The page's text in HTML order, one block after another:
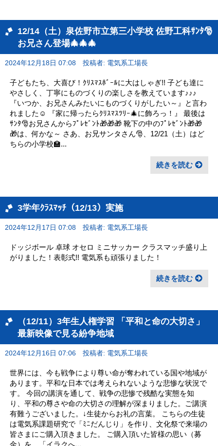
12/14（土）泉佐野市立第三小学校 佐野工科ｻﾝﾀ🎅
お兄さん登場🎄🎄🎄
2024年12月18日 07:08 投稿者: 電気系工場長
子どもたち、大喜び！ｸﾘｽﾏｽﾎﾞｰﾙに大はしゃぎ!! 子ども達に
やさしく、丁寧にものづくりの楽しさを教えています♪♪♪
『いつか、お兄さんみたいにものづくりがしたい～』と言わ
れました☺ 『家に帰ったらｸﾘｽﾏｽﾂﾘｰ🎄に飾ろっ！』 最後は
ｻﾝﾀ🎅お兄さんからﾌﾟﾚｾﾞﾝﾄ🎁🎁🎁 靴下の中のﾌﾟﾚｾﾞﾝﾄ🎁🎁
🎁は、何かな～ さあ、お兄サンタさん🎅、12/21（土）はど
ちらの小学校🏫...
続きを読む
3学年ｸﾗｽﾏｯﾁ（12/13）実施
2024年12月17日 07:08 投稿者: 電気系工場長
ドッジボール 卓球 オセロ ミニサッカー クラスマッチ盛り上
がりました！表彰式!! 電気系も頑張りました！
続きを読む
（12/11）3年生人権学習 「平和と命の大切さ」
最新映像で見る紛争地域
2024年12月16日 07:06 投稿者: 電気系工場長
世界には、今も戦争により尊い命が奪われている国や地域が
あります。平和な日本では考えられないような悲惨な状況で
す。 今回の講演を通して、戦争の悲惨で残酷な実態を知
り、平和の尊さや命の大切さの理解が深まりました。ご講演
有難うございました。↓生徒からお礼の言葉。 こちらの生徒
は電気系課題研究で「ﾐﾆだんじり」を作り、文化祭で来場の
皆さまにご購入頂きました。 ご購入頂いた皆様の思い（募
金）を、「イラクへ...